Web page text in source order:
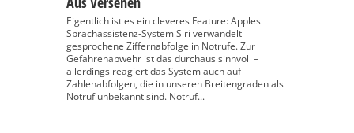
Eigentlich ist es ein cleveres Feature: Apples
Sprachassistenz-System Siri verwandelt
gesprochene Ziffernabfolge in Notrufe. Zur
Gefahrenabwehr ist das durchaus sinnvoll –
allerdings reagiert das System auch auf
Zahlenabfolgen, die in unseren Breitengraden als
Notruf unbekannt sind. Notruf...